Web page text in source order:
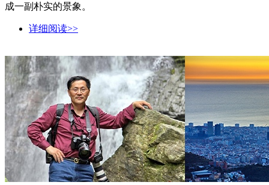
成一副朴实的景象。
详细阅读>>